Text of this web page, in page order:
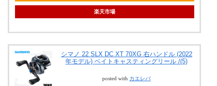
楽天市場
シマノ 22 SLX DC XT 70XG 右ハンドル (2022
年モデル) ベイトキャスティングリール /(5)
posted with カエレバ